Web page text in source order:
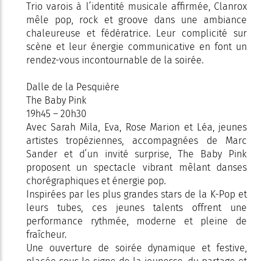
Trio varois à l’identité musicale affirmée, Clanrox
mêle pop, rock et groove dans une ambiance
chaleureuse et fédératrice. Leur complicité sur
scène et leur énergie communicative en font un
rendez-vous incontournable de la soirée.
Dalle de la Pesquière
The Baby Pink
19h45 – 20h30
Avec Sarah Mila, Eva, Rose Marion et Léa, jeunes
artistes tropéziennes, accompagnées de Marc
Sander et d’un invité surprise, The Baby Pink
proposent un spectacle vibrant mêlant danses
chorégraphiques et énergie pop.
Inspirées par les plus grandes stars de la K-Pop et
leurs tubes, ces jeunes talents offrent une
performance rythmée, moderne et pleine de
fraîcheur.
Une ouverture de soirée dynamique et festive,